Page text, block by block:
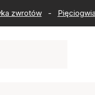
zwrotów -